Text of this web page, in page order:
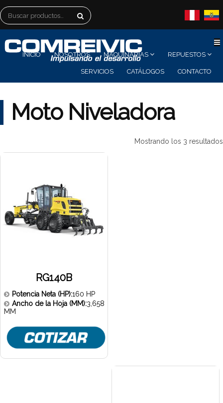
Buscar
por:
INICIO NOSOTROS MAQUINARIAS REPUESTOS
SERVICIOS CATÁLOGOS CONTACTO
Moto Niveladora
Mostrando los 3 resultados
RG140B
Potencia Neta (HP):160 HP
Ancho de la Hoja (MM):3,658
MM